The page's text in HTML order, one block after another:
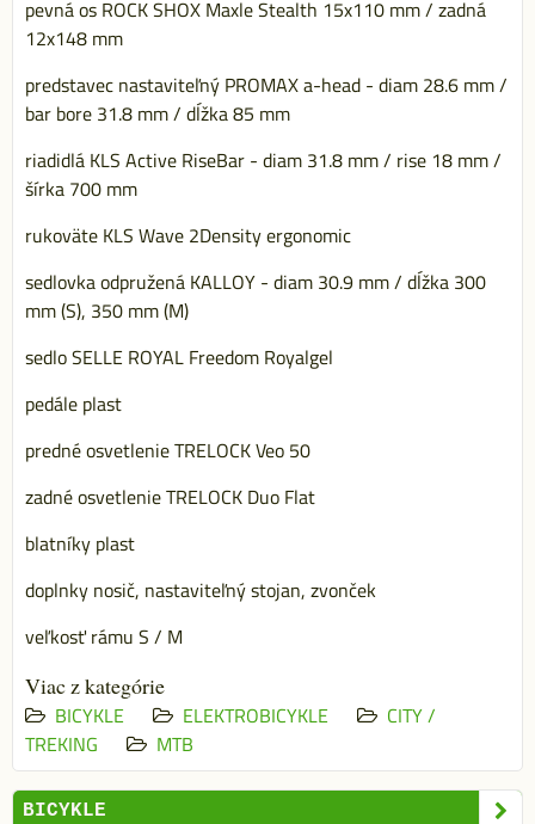
pevná os ROCK SHOX Maxle Stealth 15x110 mm / zadná
12x148 mm
predstavec nastaviteľný PROMAX a-head - diam 28.6 mm /
bar bore 31.8 mm / dĺžka 85 mm
riadidlá KLS Active RiseBar - diam 31.8 mm / rise 18 mm /
šírka 700 mm
rukoväte KLS Wave 2Density ergonomic
sedlovka odpružená KALLOY - diam 30.9 mm / dĺžka 300
mm (S), 350 mm (M)
sedlo SELLE ROYAL Freedom Royalgel
pedále plast
predné osvetlenie TRELOCK Veo 50
zadné osvetlenie TRELOCK Duo Flat
blatníky plast
doplnky nosič, nastaviteľný stojan, zvonček
veľkosť rámu S / M
Viac z kategórie
BICYKLE
ELEKTROBICYKLE
CITY /
TREKING
MTB
BICYKLE